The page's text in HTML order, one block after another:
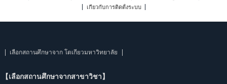
เกี่ยวกับการติดตั้งระบบ
เลือกสถานศึกษาจาก โตเกียวมหาวิทยาลัย
【เลือกสถานศึกษาจากสาขาวิชา】